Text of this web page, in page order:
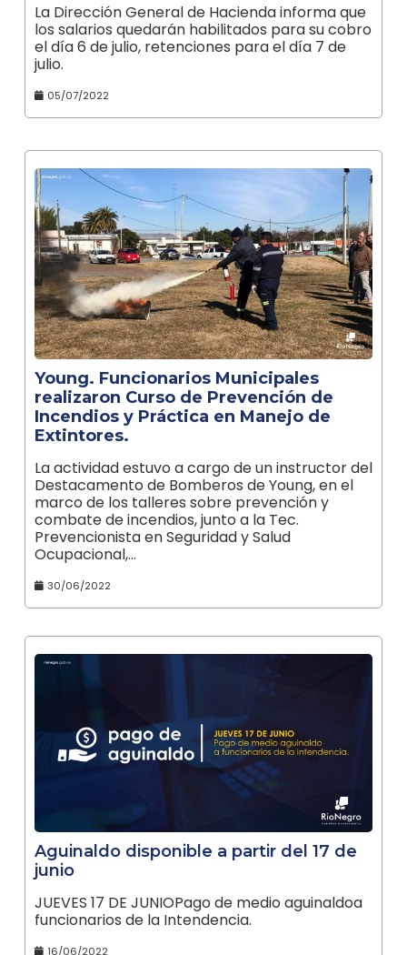
La Dirección General de Hacienda informa que
los salarios quedarán habilitados para su cobro
el día 6 de julio, retenciones para el día 7 de
julio.
05/07/2022
Young. Funcionarios Municipales
realizaron Curso de Prevención de
Incendios y Práctica en Manejo de
Extintores.
La actividad estuvo a cargo de un instructor del
Destacamento de Bomberos de Young, en el
marco de los talleres sobre prevención y
combate de incendios, junto a la Tec.
Prevencionista en Seguridad y Salud
Ocupacional,…
30/06/2022
Aguinaldo disponible a partir del 17 de
junio
JUEVES 17 DE JUNIOPago de medio aguinaldoa
funcionarios de la Intendencia.
16/06/2022